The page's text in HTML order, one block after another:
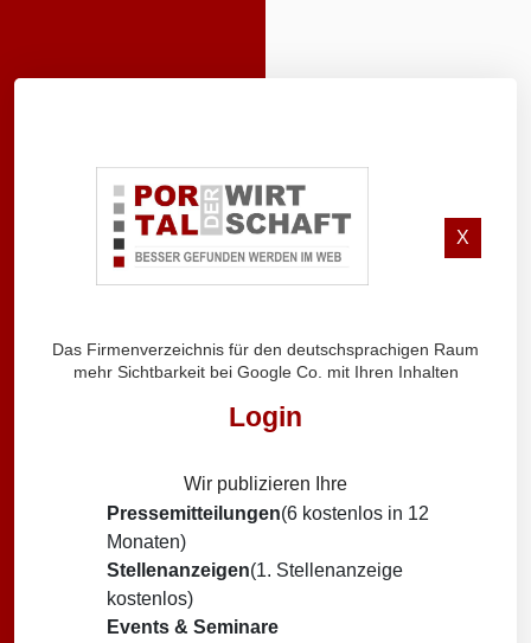
X
Das Firmenverzeichnis für den deutschsprachigen Raum
mehr Sichtbarkeit bei Google Co. mit Ihren Inhalten
Login
Wir publizieren Ihre
Pressemitteilungen(6 kostenlos in 12
Monaten)
Stellenanzeigen(1. Stellenanzeige
kostenlos)
Events & Seminare